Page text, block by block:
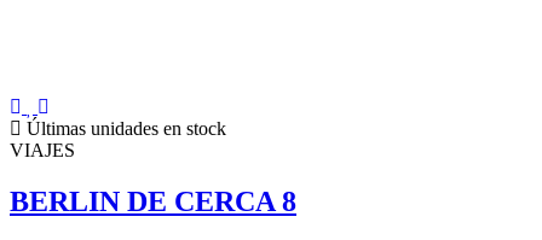
Últimas unidades en stock
VIAJES
BERLIN DE CERCA 8